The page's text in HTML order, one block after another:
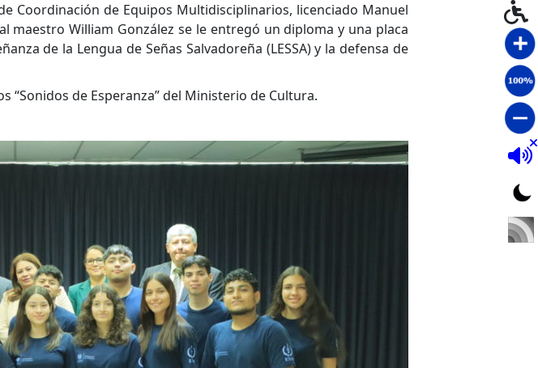
Coordinación de Equipos Multidisciplinarios, licenciado Manuel
maestro William González se le entregó un diploma y una placa
de la Lengua de Señas Salvadoreña (LESSA) y la defensa de
de Esperanza” del Ministerio de Cultura.